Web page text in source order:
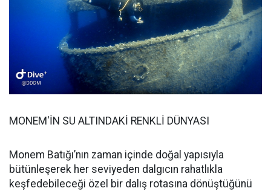
MONEM'İN SU ALTINDAKİ RENKLİ DÜNYASI
Monem Batığı’nın zaman içinde doğal yapısıyla
bütünleşerek her seviyeden dalgıcın rahatlıkla
keşfedebileceği özel bir dalış rotasına dönüştüğünü